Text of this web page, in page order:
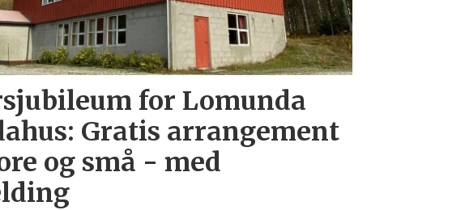
for Lomunda
Gratis arrangement
og små - med